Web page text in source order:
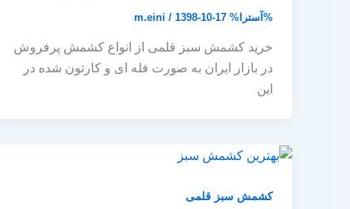
%آسترا% m.eini / 1398-10-17
خرید کشمش سبز قلمی از انواع کشمش پرفروش
در بازار ایران به صورت فله ای و کارتون شده در
این
کشمش سبز قلمی